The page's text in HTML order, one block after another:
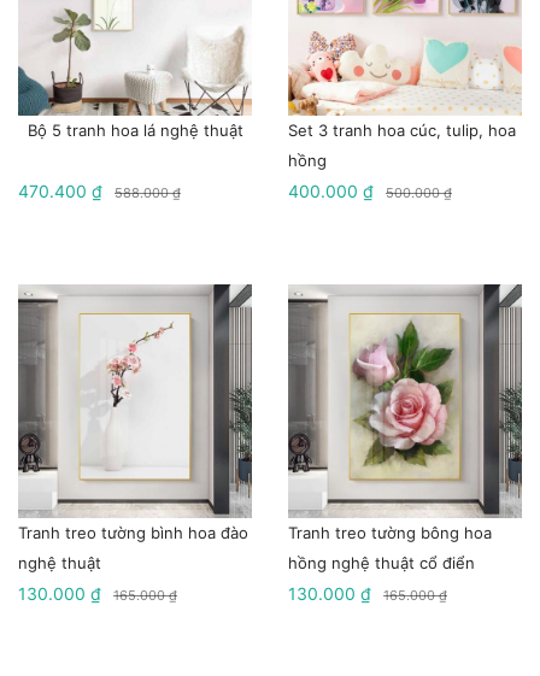
Bộ 5 tranh hoa lá nghệ thuật
470.400 ₫ 588.000 ₫
Set 3 tranh hoa cúc, tulip, hoa
hồng
400.000 ₫ 500.000 ₫
Tranh treo tường bình hoa đào
nghệ thuật
130.000 ₫ 165.000 ₫
Tranh treo tường bông hoa
hồng nghệ thuật cổ điển
130.000 ₫ 165.000 ₫